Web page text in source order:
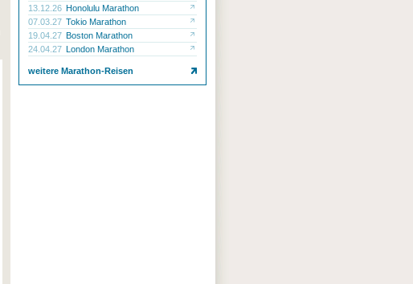
13.12.26 Honolulu Marathon
07.03.27 Tokio Marathon
19.04.27 Boston Marathon
24.04.27 London Marathon
weitere Marathon-Reisen